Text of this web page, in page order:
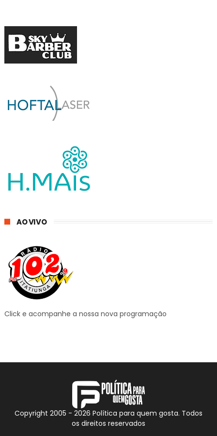
AO VIVO
Click e acompanhe a nossa nova programação
Copyright 2005 - 2026 Política para quem gosta. Todos
os direitos reservados